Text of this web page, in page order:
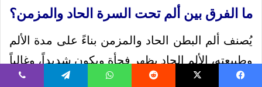
ما الفرق بين ألم تحت السرة الحاد والمزمن؟
يُصنف ألم البطن الحاد والمزمن بناءً على مدة الألم
وطبيعته، الألم الحاد يظهر فجأة ويكون شديداً، وغالباً
ما يشير إلى حالة طارئة مثل التهاب الزائدة الدودية